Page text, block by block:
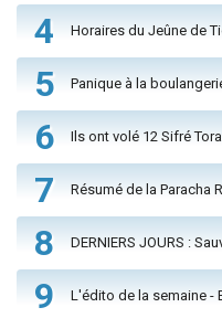
4 Horaires du Jeûne de
5 Panique à la
6 Ils ont volé 12 Sifré
7 Résumé de la Paracha
8 DERNIERS JOURS :
9 L'édito de la semaine -